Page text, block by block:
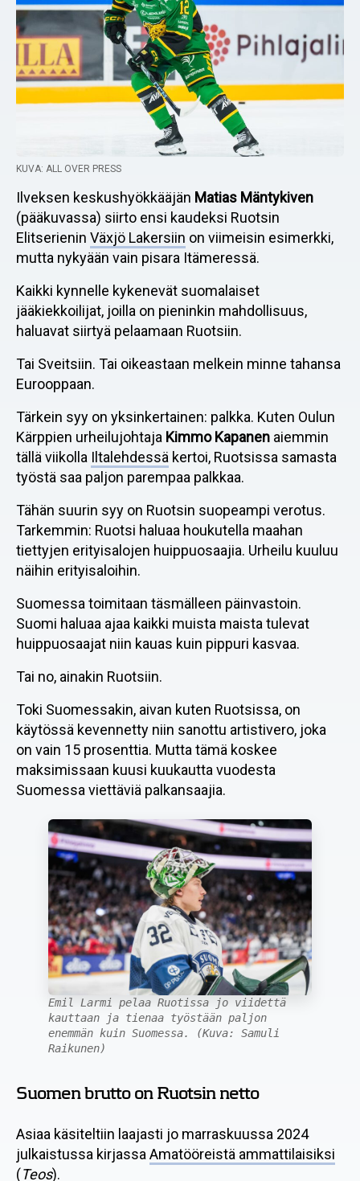
KUVA: ALL OVER PRESS
Ilveksen keskushyökkääjän Matias Mäntykiven
(pääkuvassa) siirto ensi kaudeksi Ruotsin
Elitserienin Växjö Lakersiin on viimeisin esimerkki,
mutta nykyään vain pisara Itämeressä.
Kaikki kynnelle kykenevät suomalaiset
jääkiekkoilijat, joilla on pieninkin mahdollisuus,
haluavat siirtyä pelaamaan Ruotsiin.
Tai Sveitsiin. Tai oikeastaan melkein minne tahansa
Eurooppaan.
Tärkein syy on yksinkertainen: palkka. Kuten Oulun
Kärppien urheilujohtaja Kimmo Kapanen aiemmin
tällä viikolla Iltalehdessä kertoi, Ruotsissa samasta
työstä saa paljon parempaa palkkaa.
Tähän suurin syy on Ruotsin suopeampi verotus.
Tarkemmin: Ruotsi haluaa houkutella maahan
tiettyjen erityisalojen huippuosaajia. Urheilu kuuluu
näihin erityisaloihin.
Suomessa toimitaan täsmälleen päinvastoin.
Suomi haluaa ajaa kaikki muista maista tulevat
huippuosaajat niin kauas kuin pippuri kasvaa.
Tai no, ainakin Ruotsiin.
Toki Suomessakin, aivan kuten Ruotsissa, on
käytössä kevennetty niin sanottu artistivero, joka
on vain 15 prosenttia. Mutta tämä koskee
maksimissaan kuusi kuukautta vuodesta
Suomessa viettäviä palkansaajia.
Emil Larmi pelaa Ruotissa jo viidettä
kauttaan ja tienaa työstään paljon
enemmän kuin Suomessa. (Kuva: Samuli
Raikunen)
Suomen brutto on Ruotsin netto
Asiaa käsiteltiin laajasti jo marraskuussa 2024
julkaistussa kirjassa Amatööreistä ammattilaisiksi
(Teos).